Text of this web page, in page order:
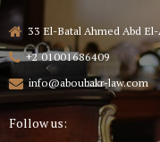
33 El-Batal Ahmed Abd
+2 01001686409
info@aboubakr-law.com
Follow us: